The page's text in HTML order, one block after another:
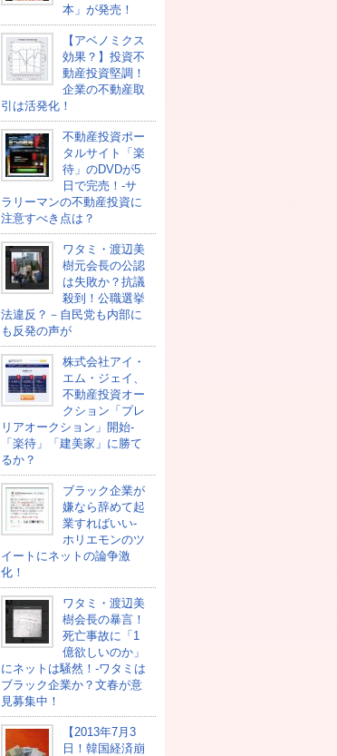
本」が発売！
【アベノミクス
効果？】投資不
動産投資堅調！
企業の不動産取
引は活発化！
不動産投資ポー
タルサイト「楽
待」のDVDが5
日で完売！-サ
ラリーマンの不動産投資に
注意すべき点は？
ワタミ・渡辺美
樹元会長の公認
は失敗か？抗議
殺到！公職選挙
法違反？－自民党も内部に
も反発の声が
株式会社アイ・
エム・ジェイ、
不動産投資オー
クション「プレ
リアオークション」開始-
「楽待」「建美家」に勝て
るか？
ブラック企業が
嫌なら辞めて起
業すればいい-
ホリエモンのツ
イートにネットの論争激
化！
ワタミ・渡辺美
樹会長の暴言！
死亡事故に「1
億欲しいのか」
にネットは騒然！-ワタミは
ブラック企業か？文春が意
見募集中！
【2013年7月3
日！韓国経済崩